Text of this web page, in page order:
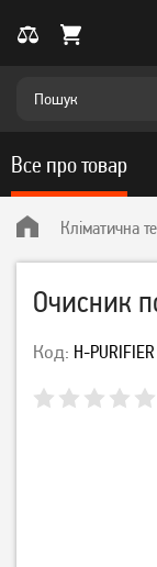
Кліматична
Очисник
Код: H-
Все про товар